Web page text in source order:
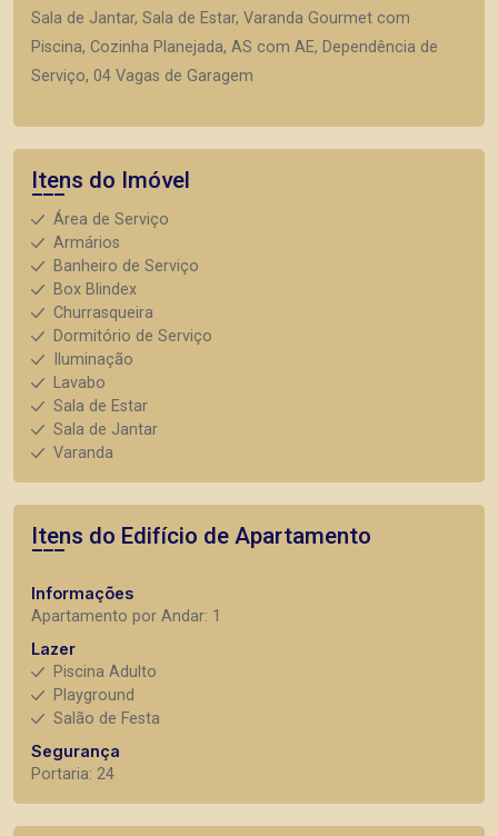
Sala de Jantar, Sala de Estar, Varanda Gourmet com
Piscina, Cozinha Planejada, AS com AE, Dependência de
Serviço, 04 Vagas de Garagem
Itens do Imóvel
Área de Serviço
Armários
Banheiro de Serviço
Box Blindex
Churrasqueira
Dormitório de Serviço
Iluminação
Lavabo
Sala de Estar
Sala de Jantar
Varanda
Itens do Edifício de Apartamento
Informações
Apartamento por Andar: 1
Lazer
Piscina Adulto
Playground
Salão de Festa
Segurança
Portaria: 24